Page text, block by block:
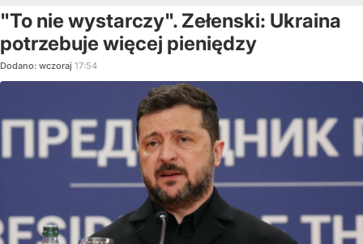
"To nie wystarczy". Zełenski: Ukraina
potrzebuje więcej pieniędzy
Dodano: wczoraj 17:54